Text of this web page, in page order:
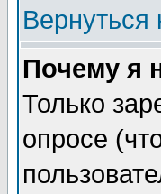
Вернуться
Почему я
Только
опросе